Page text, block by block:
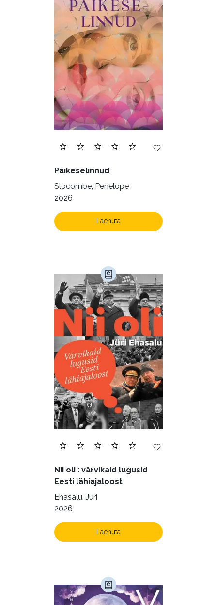
Päikeselinnud
Slocombe, Penelope
2026
Laenuta
Nii oli : värvikaid lugusid
Eesti lähiajaloost
Ehasalu, Jüri
2026
Laenuta